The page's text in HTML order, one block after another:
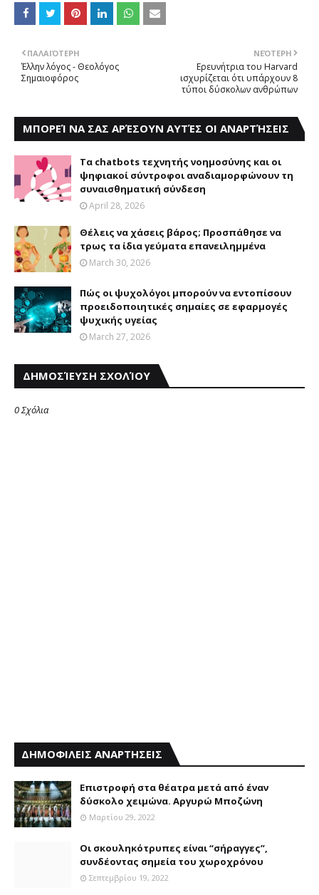
ΝΕΌΤΕΡΗ
Ερευνήτρια του Harvard
ισχυρίζεται ότι υπάρχουν 8
τύποι δύσκολων ανθρώπων
ΠΑΛΑΙΌΤΕΡΗ
Έλλην λόγος - Θεολόγος
Σημαιοφόρος
ΜΠΟΡΕΊ ΝΑ ΣΑΣ ΑΡΈΣΟΥΝ ΑΥΤΈΣ ΟΙ ΑΝΑΡΤΉΣΕΙΣ
Τα chatbots τεχνητής νοημοσύνης και οι
ψηφιακοί σύντροφοι αναδιαμορφώνουν τη
συναισθηματική σύνδεση
April 28, 2026
Θέλεις να χάσεις βάρος; Προσπάθησε να
τρως τα ίδια γεύματα επανειλημμένα
March 30, 2026
Πώς οι ψυχολόγοι μπορούν να εντοπίσουν
προειδοποιητικές σημαίες σε εφαρμογές
ψυχικής υγείας
March 27, 2026
ΔΗΜΟΣΊΕΥΣΗ ΣΧΟΛΊΟΥ
0 Σχόλια
ΔΗΜΟΦΙΛΕΙΣ ΑΝΑΡΤΗΣΕΙΣ
Επιστροφή στα θέατρα μετά από έναν
δύσκολο χειμώνα. Αργυρώ Μποζώνη
Μαρτίου 29, 2022
Οι σκουληκότρυπες είναι “σήραγγες”,
συνδέοντας σημεία του χωροχρόνου
Σεπτεμβρίου 19, 2022